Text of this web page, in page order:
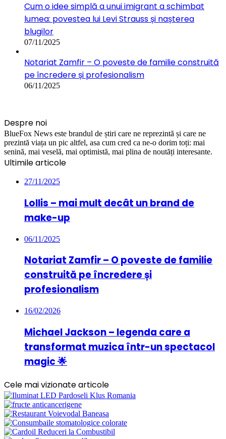
Cum o idee simplă a unui imigrant a schimbat
lumea: povestea lui Levi Strauss și nașterea
blugilor
07/11/2025
Notariat Zamfir – O poveste de familie construită
pe încredere și profesionalism
06/11/2025
Despre noi
BlueFox News este brandul de știri care ne reprezintă și care ne
prezintă viața un pic altfel, asa cum cred ca ne-o dorim toți: mai
senină, mai veselă, mai optimistă, mai plina de noutăți interesante.
Ultimile articole
27/11/2025
Lollis – mai mult decât un brand de
make-up
06/11/2025
Notariat Zamfir – O poveste de familie
construită pe încredere și
profesionalism
16/02/2026
Michael Jackson – legenda care a
transformat muzica într-un spectacol
magic 🌟
Cele mai vizionate articole